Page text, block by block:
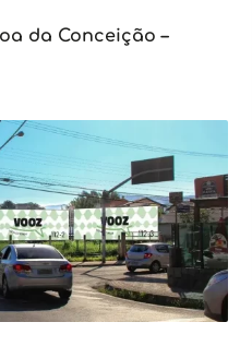
da Conceição –